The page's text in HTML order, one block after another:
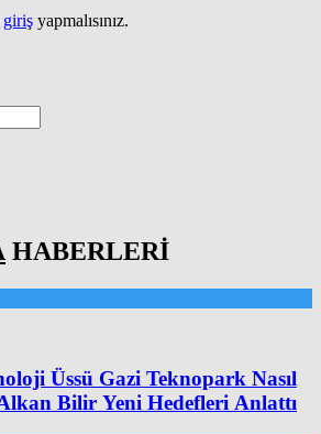
giriş yapmalısınız.
HABERLERİ
Üssü Gazi Teknopark Nasıl
Bilir Yeni Hedefleri Anlattı